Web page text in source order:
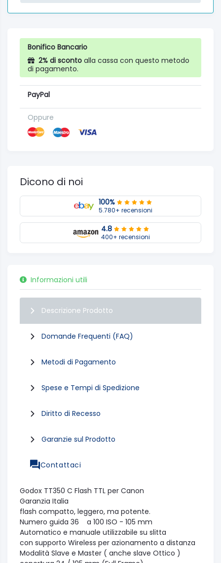
Bonifico Bancario
2% di sconto alla cassa con questo metodo
di pagamento.
PayPal
Oppure
Dicono di noi
100%
5.780+ recensioni
4.8
400+ recensioni
Informazioni utili
Descrizione Prodotto
Domande Frequenti (FAQ)
Metodi di Pagamento
Spese e Tempi di Spedizione
Diritto di Recesso
Garanzie sul Prodotto
Contattaci
Godox TT350 C Flash TTL per Canon
Garanzia Italia
flash compatto, leggero, ma potente.
Numero guida 36 a 100 ISO - 105 mm
Automatico e manuale utilizzabile su slitta
con supporto Wireless per azionamento a distanza
Modalità Slave e Master ( anche slave Ottico )